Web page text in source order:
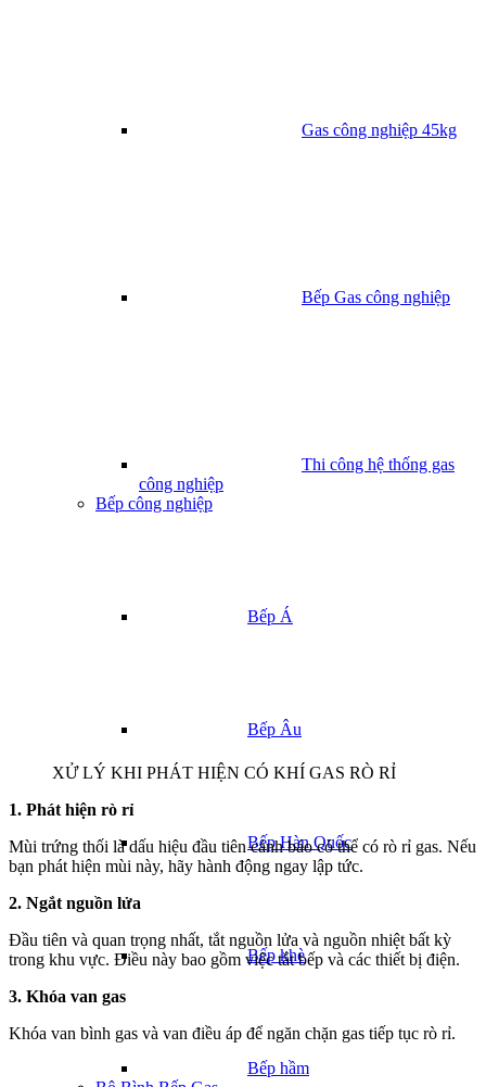
Gas công nghiệp 45kg
Bếp Gas công nghiệp
Thi công hệ thống gas
công nghiệp
Bếp công nghiệp
Bếp Á
Bếp Âu
Bếp Hàn Quốc
Bếp khè
Bếp hầm
XỬ LÝ KHI PHÁT HIỆN CÓ KHÍ GAS RÒ RỈ
1. Phát hiện rò rỉ
Mùi trứng thối là dấu hiệu đầu tiên cảnh báo có thể có rò rỉ gas. Nếu
bạn phát hiện mùi này, hãy hành động ngay lập tức.
2. Ngắt nguồn lửa
Đầu tiên và quan trọng nhất, tắt nguồn lửa và nguồn nhiệt bất kỳ
trong khu vực. Điều này bao gồm việc tắt bếp và các thiết bị điện.
3. Khóa van gas
Khóa van bình gas và van điều áp để ngăn chặn gas tiếp tục rò rỉ.